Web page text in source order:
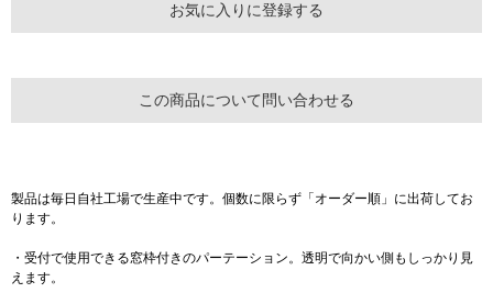
お気に入りに登録する
この商品について問い合わせる
製品は毎日自社工場で生産中です。個数に限らず「オーダー順」に出荷してお
ります。
・受付で使用できる窓枠付きのパーテーション。透明で向かい側もしっかり見
えます。